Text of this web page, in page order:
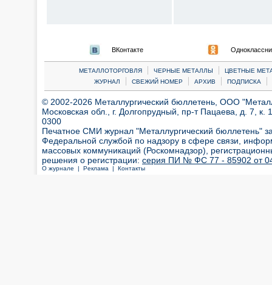
ВКонтакте
МЕТАЛЛОТОРГОВЛЯ | ЧЕРНЫЕ МЕТАЛЛЫ |
ЦВЕТНЫЕ
ЖУРНАЛ
| СВЕЖИЙ НОМЕР | АРХИВ | ПОДПИСКА |
© 2002-2026 Металлургический бюллетень, ООО
Московская обл., г. Долгопрудный, пр-т Пацаева, д. 7,
0300
Печатное СМИ журнал "Металлургический бюллетень"
Федеральной службой по надзору в сфере связи,
массовых коммуникаций (Роскомнадзор),
решения о регистрации: серия ПИ № ФС 77 - 85902 от 04
О журнале | Реклама | Контакты